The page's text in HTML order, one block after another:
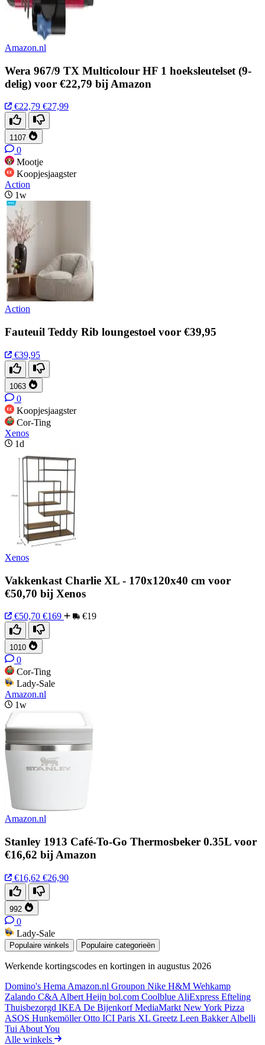
Amazon.nl
Wera 967/9 TX Multicolour HF 1 hoeksleutelset (9-
delig) voor €22,79 bij Amazon
€22,79 €27,99
1107
0
Mootje
Koopjesjaagster
Action
1w
Action
Fauteuil Teddy Rib loungestoel voor €39,95
€39,95
1063
0
Koopjesjaagster
Cor-Ting
Xenos
1d
Xenos
Vakkenkast Charlie XL - 170x120x40 cm voor
€50,70 bij Xenos
€50,70 €169 €19
1010
0
Cor-Ting
Lady-Sale
Amazon.nl
1w
Amazon.nl
Stanley 1913 Café-To-Go Thermosbeker 0.35L voor
€16,62 bij Amazon
€16,62 €26,90
992
0
Lady-Sale
Populaire winkels Populaire categorieën
Werkende kortingscodes en kortingen in augustus 2026
Domino's Hema Amazon.nl Groupon Nike H&M Wehkamp
Zalando C&A Albert Heijn bol.com Coolblue AliExpress Efteling
Thuisbezorgd IKEA De BijenkorfMediaMarkt New York Pizza
ASOS HunkemöllerOtto ICI Paris XL Greetz Leen BakkerAlbelli
Tui About You
Alle winkels